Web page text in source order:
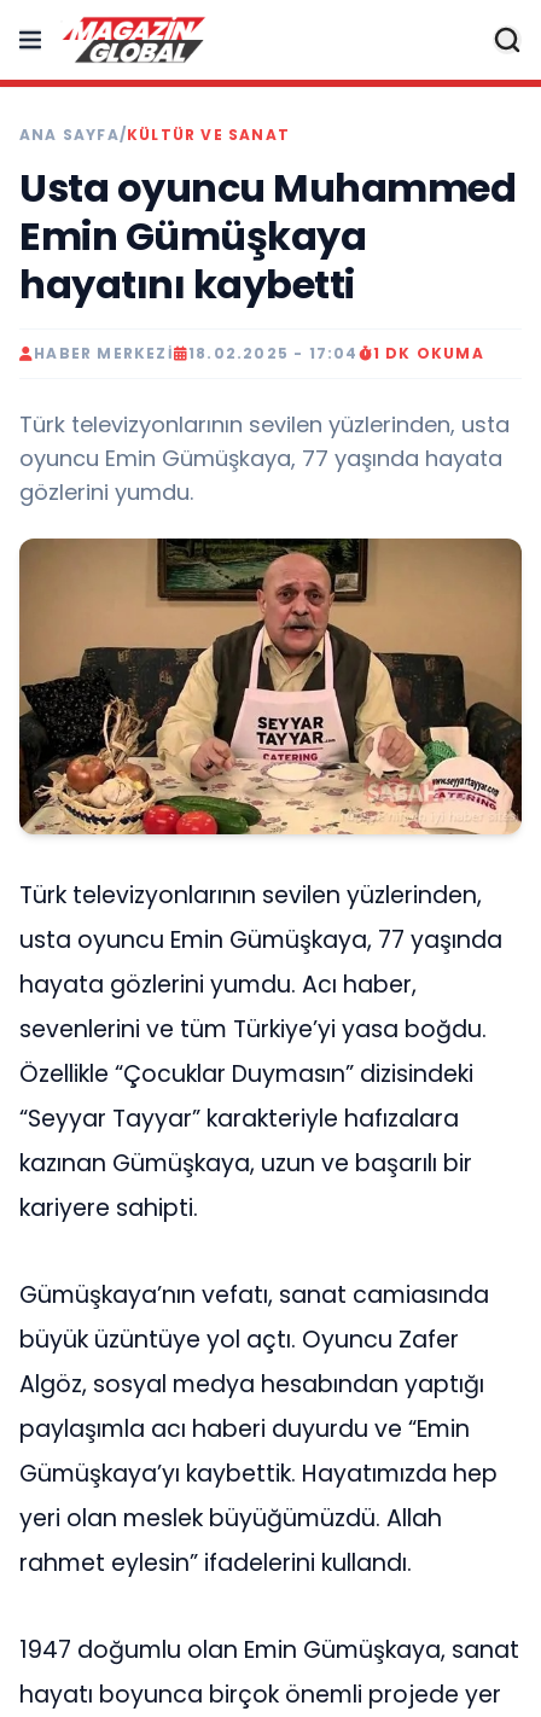
ANA SAYFA/KÜLTÜR VE SANAT
Usta oyuncu Muhammed
Emin Gümüşkaya
hayatını kaybetti
HABER MERKEZI 18.02.2025 - 17:04 1 DK OKUMA
Türk televizyonlarının sevilen yüzlerinden, usta
oyuncu Emin Gümüşkaya, 77 yaşında hayata
gözlerini yumdu.
Türk televizyonlarının sevilen yüzlerinden,
usta oyuncu Emin Gümüşkaya, 77 yaşında
hayata gözlerini yumdu. Acı haber,
sevenlerini ve tüm Türkiye’yi yasa boğdu.
Özellikle “Çocuklar Duymasın” dizisindeki
“Seyyar Tayyar” karakteriyle hafızalara
kazınan Gümüşkaya, uzun ve başarılı bir
kariyere sahipti.
Gümüşkaya’nın vefatı, sanat camiasında
büyük üzüntüye yol açtı. Oyuncu Zafer
Algöz, sosyal medya hesabından yaptığı
paylaşımla acı haberi duyurdu ve “Emin
Gümüşkaya’yı kaybettik. Hayatımızda hep
yeri olan meslek büyüğümüzdü. Allah
rahmet eylesin” ifadelerini kullandı.
1947 doğumlu olan Emin Gümüşkaya, sanat
hayatı boyunca birçok önemli projede yer